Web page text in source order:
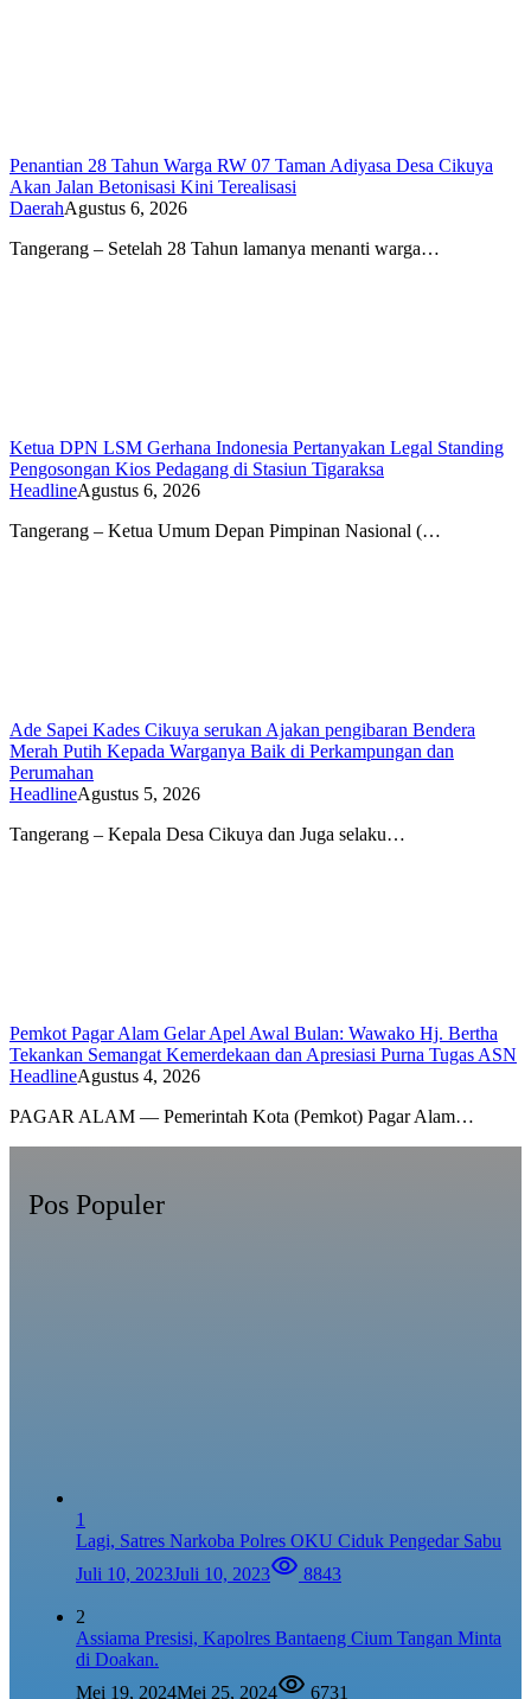
Penantian 28 Tahun Warga RW 07 Taman Adiyasa Desa Cikuya
Akan Jalan Betonisasi Kini Terealisasi
DaerahAgustus 6, 2026
Tangerang – Setelah 28 Tahun lamanya menanti warga…
Ketua DPN LSM Gerhana Indonesia Pertanyakan Legal Standing
Pengosongan Kios Pedagang di Stasiun Tigaraksa
HeadlineAgustus 6, 2026
Tangerang – Ketua Umum Depan Pimpinan Nasional (…
Ade Sapei Kades Cikuya serukan Ajakan pengibaran Bendera
Merah Putih Kepada Warganya Baik di Perkampungan dan
Perumahan
HeadlineAgustus 5, 2026
Tangerang – Kepala Desa Cikuya dan Juga selaku…
Pemkot Pagar Alam Gelar Apel Awal Bulan: Wawako Hj. Bertha
Tekankan Semangat Kemerdekaan dan Apresiasi Purna Tugas ASN
HeadlineAgustus 4, 2026
PAGAR ALAM — Pemerintah Kota (Pemkot) Pagar Alam…
Pos Populer
1
Lagi, Satres Narkoba Polres OKU Ciduk Pengedar Sabu
Juli 10, 2023Juli 10, 2023 8843
2
Assiama Presisi, Kapolres Bantaeng Cium Tangan Minta
di Doakan.
Mei 19, 2024Mei 25, 2024 6731